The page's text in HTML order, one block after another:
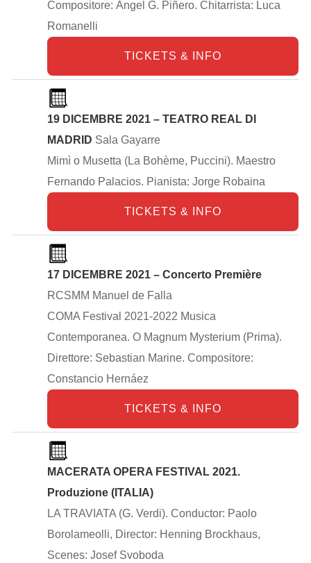
Compositore: Ángel G. Piñero. Chitarrista: Luca
Romanelli
TICKETS & INFO
19 DICEMBRE 2021 – TEATRO REAL DI
MADRID Sala Gayarre
Mimì o Musetta (La Bohème, Puccini). Maestro
Fernando Palacios. Pianista: Jorge Robaina
TICKETS & INFO
17 DICEMBRE 2021 – Concerto Première
RCSMM Manuel de Falla
COMA Festival 2021-2022 Musica
Contemporanea. O Magnum Mysterium (Prima).
Direttore: Sebastian Marine. Compositore:
Constancio Hernáez
TICKETS & INFO
MACERATA OPERA FESTIVAL 2021.
Produzione (ITALIA)
LA TRAVIATA (G. Verdi). Conductor: Paolo
Borolameolli, Director: Henning Brockhaus,
Scenes: Josef Svoboda